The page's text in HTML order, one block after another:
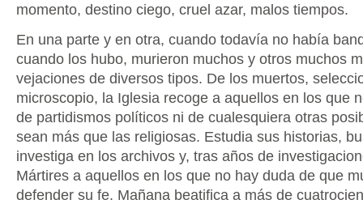
momento, destino ciego, cruel azar, malos tiempos.
En una parte y en otra, cuando todavía no había
cuando los hubo, murieron muchos y otros muchos
vejaciones de diversos tipos. De los muertos,
microscopio, la Iglesia recoge a aquellos en los que
de partidismos políticos ni de cualesquiera otras
sean más que las religiosas. Estudia sus historias,
investiga en los archivos y, tras años de
Mártires a aquellos en los que no hay duda de que
defender su fe. Mañana beatifica a más de